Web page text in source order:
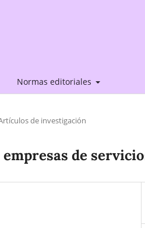
Normas editoriales
de investigación
de